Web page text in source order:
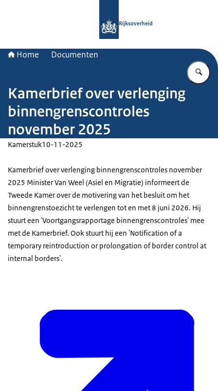
Rijksoverheid
Home Documenten
Kamerbrief over verlenging
binnengrenscontroles
november 2025
Kamerstuk10-11-2025
Kamerbrief over verlenging binnengrenscontroles november
2025 Minister Van Weel (Asiel en Migratie) informeert de
Tweede Kamer over de motivering van het besluit om het
binnengrenstoezicht te verlengen tot en met 8 juni 2026. Hij
stuurt een 'Voortgangsrapportage binnengrenscontroles' mee
met de Kamerbrief. Ook stuurt hij een 'Notification of a
temporary reintroduction or prolongation of border control at
internal borders'.